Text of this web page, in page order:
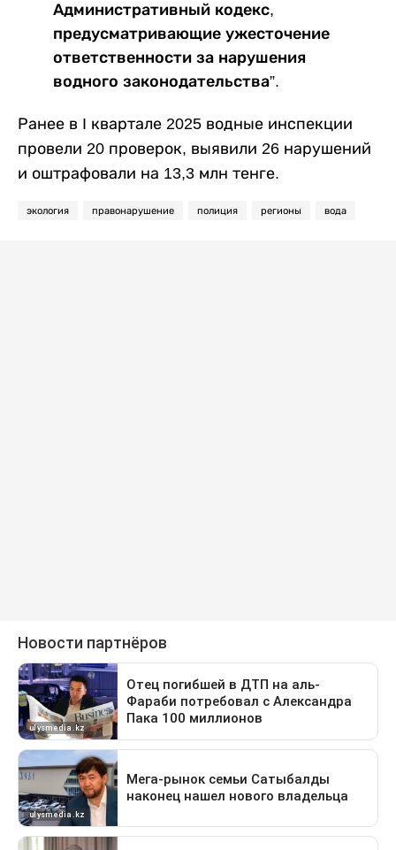
Административный кодекс,
предусматривающие ужесточение
ответственности за нарушения
водного законодательства”.
Ранее в I квартале 2025 водные инспекции
провели 20 проверок, выявили 26 нарушений
и оштрафовали на 13,3 млн тенге.
экология правонарушение полиция регионы вода